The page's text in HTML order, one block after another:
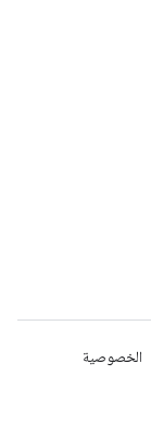
الخصوصية